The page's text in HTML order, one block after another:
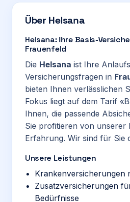
Über Helsana
Helsana: Ihre Basis-
Frauenfeld
Die Helsana ist Ihre
Versicherungsfragen in
bieten Ihnen verlässlichen
Fokus liegt auf dem Tarif
Ihnen, die passende
Sie profitieren von unserer
Erfahrung. Wir sind für Sie
Unsere Leistungen
Krankenversicherungen
Zusatzversicherungen
Bedürfnisse